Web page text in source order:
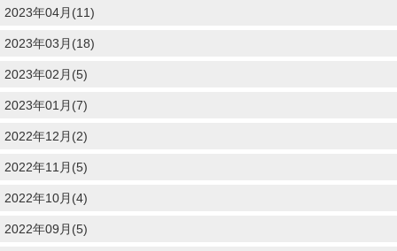
2023年04月(11)
2023年03月(18)
2023年02月(5)
2023年01月(7)
2022年12月(2)
2022年11月(5)
2022年10月(4)
2022年09月(5)